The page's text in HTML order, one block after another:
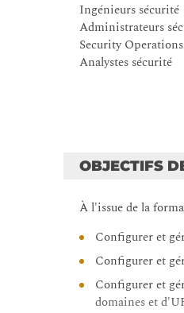
Ingénieurs sécurité
Administrateurs
Security
Analystes sécurité
OBJECTIFS
À l'issue de la
Configurer et
Configurer et
Configurer et
domaines et